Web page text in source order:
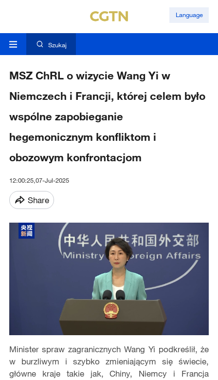
Language
Szukaj
MSZ ChRL o wizycie Wang Yi w
Niemczech i Francji, której celem było
wspólne zapobieganie
hegemonicznym konfliktom i
obozowym konfrontacjom
12:00:25,07-Jul-2025
Share
Minister spraw zagranicznych Wang Yi podkreślił, że
w burzliwym i szybko zmieniającym się świecie,
główne kraje takie jak, Chiny, Niemcy i Francja